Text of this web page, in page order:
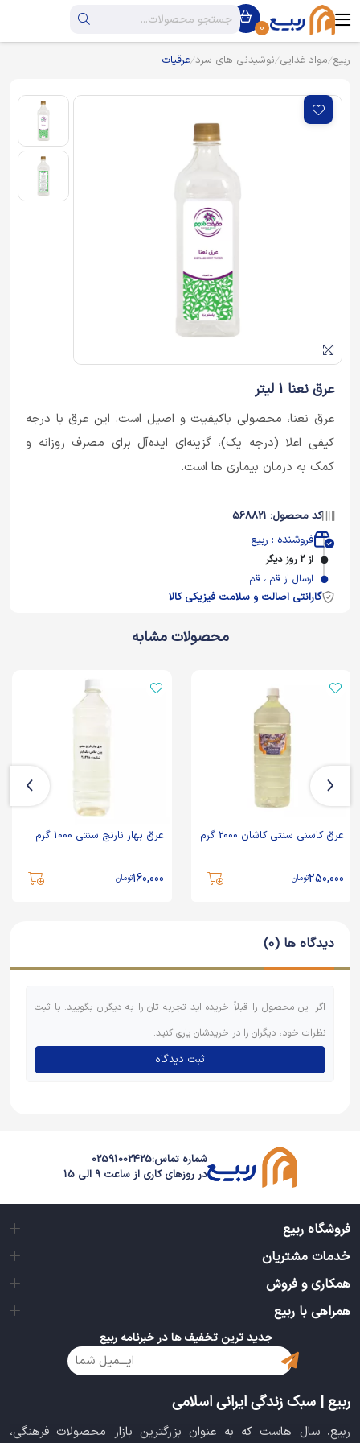
0
ربیع مواد غذایی نوشیدنی های سرد عرقیات
عرق نعنا 1 لیتر
عرق نعنا، محصولی باکیفیت و اصیل است. این عرق با درجه
کیفی اعلا (درجه یک)، گزینه‌ای ایده‌آل برای مصرف روزانه و
کمک به درمان بیماری ها است.
کد محصول: 568821
فروشنده : ربیع
از 2 روز دیگر
ارسال از قم ، قم
گارانتی اصالت و سلامت فیزیکی کالا
محصولات مشابه
عرق کاسنی سنتی کاشان 2000 گرم
250,000تومان
عرق بهار نارنج سنتی 1000 گرم
160,000تومان
دیدگاه ها (0)
اگر این محصول را قبلاً خریده اید تجربه تان را به دیگران بگویید. با ثبت
نظرات خود، دیگران را در خریدشان یاری کنید.
ثبت دیدگاه
شماره تماس:02591002425
در روزهای کاری از ساعت 9 الی 15
فروشگاه ربیع
خدمات مشتریان
همکاری و فروش
همراهی با ربیع
جدید ترین تخفیف ها در خبرنامه ربیع
ربیع | سبک زندگی ایرانی اسلامی
ربیع، سال هاست که به عنوان بزرگترین بازار محصولات فرهنگی،